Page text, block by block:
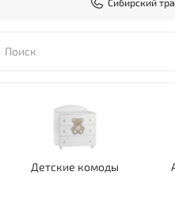
Детские комоды